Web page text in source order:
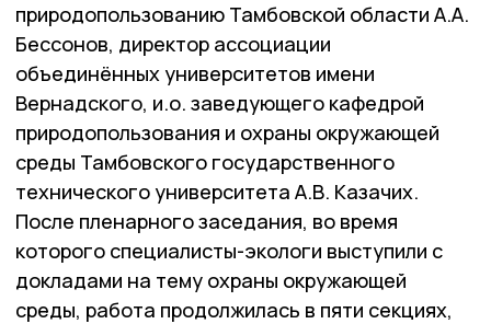
природопользованию Тамбовской области А.А.
Бессонов, директор ассоциации
объединённых университетов имени
Вернадского, и.о. заведующего кафедрой
природопользования и охраны окружающей
среды Тамбовского государственного
технического университета А.В. Казачих.
После пленарного заседания, во время
которого специалисты-экологи выступили с
докладами на тему охраны окружающей
среды, работа продолжилась в пяти секциях,